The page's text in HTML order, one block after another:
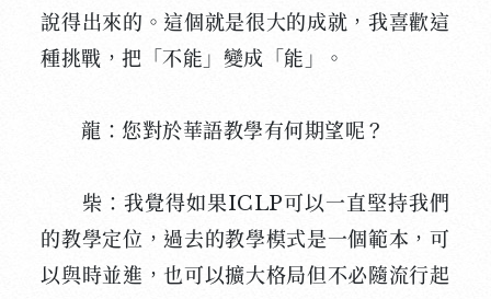
說得出來的。這個就是很大的成就，我喜歡這
種挑戰，把「不能」變成「能」。
龍：您對於華語教學有何期望呢？
柴：我覺得如果ICLP可以一直堅持我們
的教學定位，過去的教學模式是一個範本，可
以與時並進，也可以擴大格局但不必隨流行起